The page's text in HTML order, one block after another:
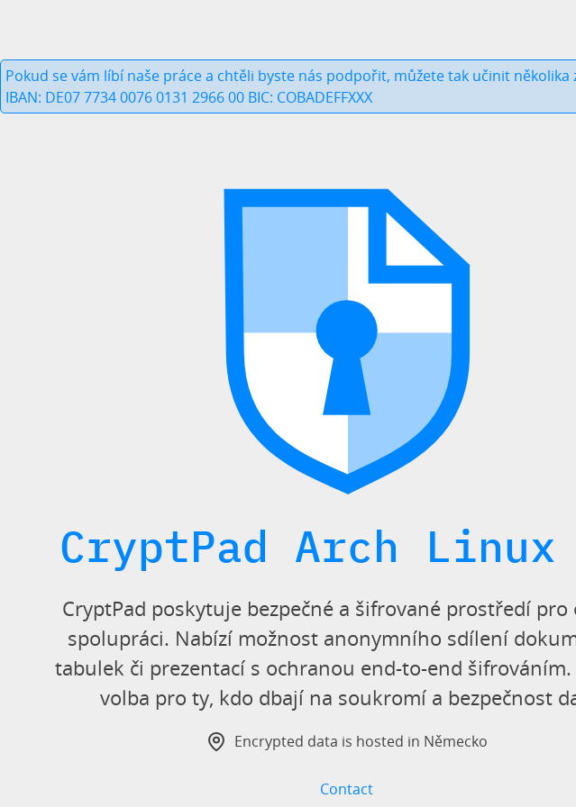
Pokud se vám líbí naše práce a chtěli byste nás podpořit, můžete tak učinit
IBAN: DE07 7734 0076 0131 2966 00 BIC: COBADEFFXXX
CryptPad Arch Linux
CryptPad poskytuje bezpečné a šifrované prostředí
spolupráci. Nabízí možnost anonymního sdílení
tabulek či prezentací s ochranou end-to-end
volba pro ty, kdo dbají na soukromí a bezpečnost
Encrypted data is hosted in Německo
Contact